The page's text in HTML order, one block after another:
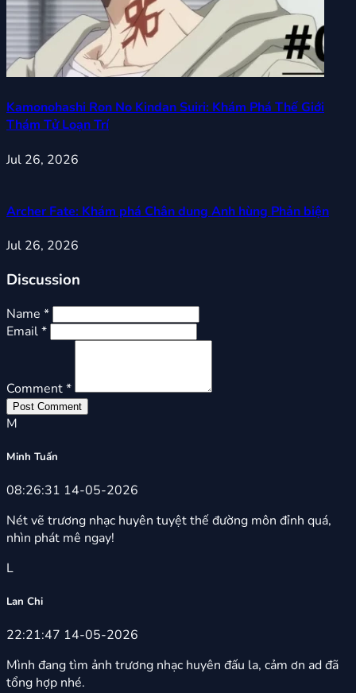
Kamonohashi Ron No Kindan Suiri: Khám Phá Thế Giới
Thám Tử Loạn Trí
Jul 26, 2026
Archer Fate: Khám phá Chân dung Anh hùng Phản biện
Jul 26, 2026
Discussion
Name *
Email *
Comment *
Post Comment
M
Minh Tuấn
08:26:31 14-05-2026
Nét vẽ trương nhạc huyên tuyệt thế đường môn đỉnh quá,
nhìn phát mê ngay!
L
Lan Chi
22:21:47 14-05-2026
Mình đang tìm ảnh trương nhạc huyên đấu la, cảm ơn ad đã
tổng hợp nhé.